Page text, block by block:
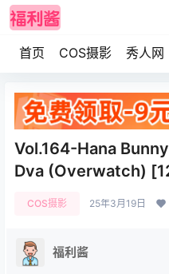
首页 COS摄影 秀人网
Vol.164-Hana
Dva (Overwatch)
COS摄影 25年3月19日
福利酱